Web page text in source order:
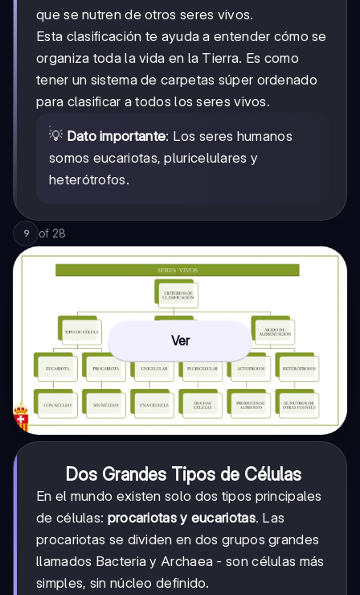
que se nutren de otros seres vivos.
Esta clasificación te ayuda a entender cómo se
organiza toda la vida en la Tierra. Es como
tener un sistema de carpetas súper ordenado
para clasificar a todos los seres vivos.
💡 Dato importante: Los seres humanos
somos eucariotas, pluricelulares y
heterótrofos.
9 of 28
Ver
Dos Grandes Tipos de Células
En el mundo existen solo dos tipos principales
de células: procariotas y eucariotas. Las
procariotas se dividen en dos grupos grandes
llamados Bacteria y Archaea - son células más
simples, sin núcleo definido.